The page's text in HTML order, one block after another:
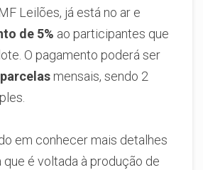
Leilões, já está no ar e
de 5% ao participantes que
O pagamento poderá ser
mensais, sendo 2
em conhecer mais detalhes
é voltada à produção de